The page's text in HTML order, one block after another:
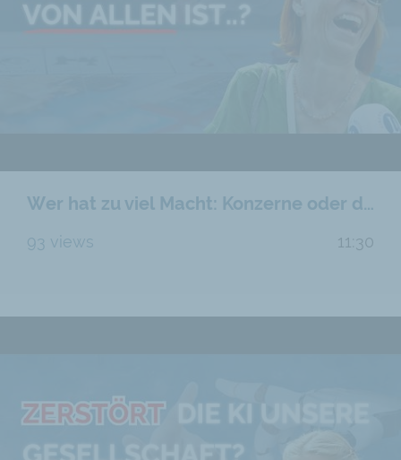
Wer hat zu viel Macht: Konzerne oder der Staat?
93 views 11:30